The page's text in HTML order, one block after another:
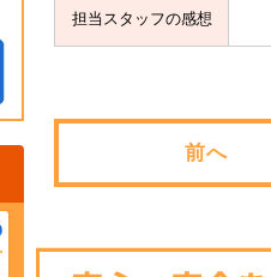
担当スタッフの感想
前へ